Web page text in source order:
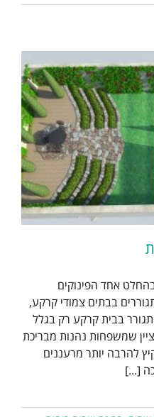
אחד הפינוקים
בבתים צמודי קרקע,
בבית קרקע רק בגלל
שמשפחות נהנות מבריכת
להרבה יותר מרעננים
[...]